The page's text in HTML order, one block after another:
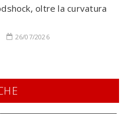
oltre la curvatura
26/07/2026